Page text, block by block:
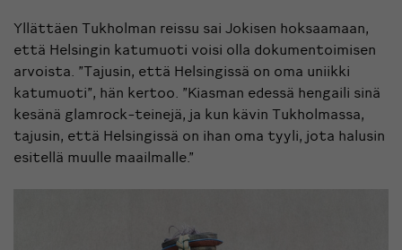
Yllättäen Tukholman reissu sai Jokisen hoksaamaan,
että Helsingin katumuoti voisi olla dokumentoimisen
arvoista. ”Tajusin, että Helsingissä on oma uniikki
katumuoti”, hän kertoo. ”Kiasman edessä hengaili sinä
kesänä glamrock-teinejä, ja kun kävin Tukholmassa,
tajusin, että Helsingissä on ihan oma tyyli, jota halusin
esitellä muulle maailmalle.”